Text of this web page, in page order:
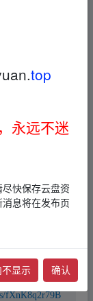
s/h
云盘」APP ，无
s/P996KafgWM
云盘」APP ，无
s/fXnK8q2r79
fXnK8q2r79B
top
永远不迷
快保存云盘资
息将在发布页
显示 确认